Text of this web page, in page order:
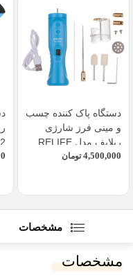
دستگاه پاک کننده چسب
و مینی فرز شارژی
ریلایف مدل RELIFE
RL-056D
4,500,000 تومان
مشخصات
مشخصات